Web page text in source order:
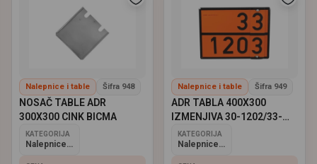
Nalepnice i table Šifra 948
NOSAČ TABLE ADR
300X300 CINK BICMA
KATEGORIJA
Nalepnice i table
Nalepnice i table Šifra 949
ADR TABLA 400X300
IZMENJIVA 30-1202/33-
1203
KATEGORIJA
Nalepnice i table